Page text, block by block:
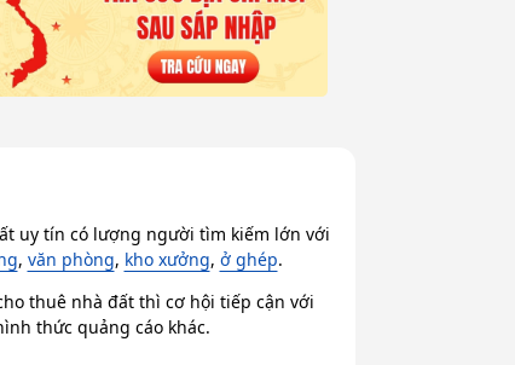
uy tín có lượng người tìm kiếm lớn với
, văn phòng, kho xưởng, ở ghép.
thuê nhà đất thì cơ hội tiếp cận với
thức quảng cáo khác.